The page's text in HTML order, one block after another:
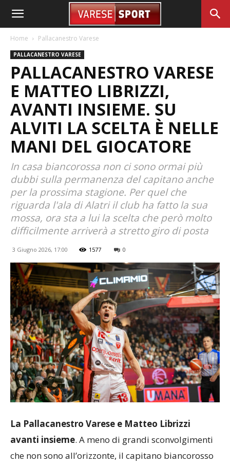
Home Pallacanestro Varese
PALLACANESTRO VARESE
PALLACANESTRO VARESE
E MATTEO LIBRIZZI,
AVANTI INSIEME. SU
ALVITI LA SCELTA È NELLE
MANI DEL GIOCATORE
In casa biancorossa non ci sono ormai più
dubbi sulla permanenza del capitano anche
per la prossima stagione. Per quel che
riguarda l'ala di Alatri il club ha fatto la sua
mossa, ora sta a lui la scelta che però molto
difficilmente arriverà a stretto giro di posta
3 Giugno 2026, 17:00 1577 0
La Pallacanestro Varese e Matteo Librizzi
avanti insieme. A meno di grandi sconvolgimenti
che non sono all’orizzonte, il capitano biancorosso